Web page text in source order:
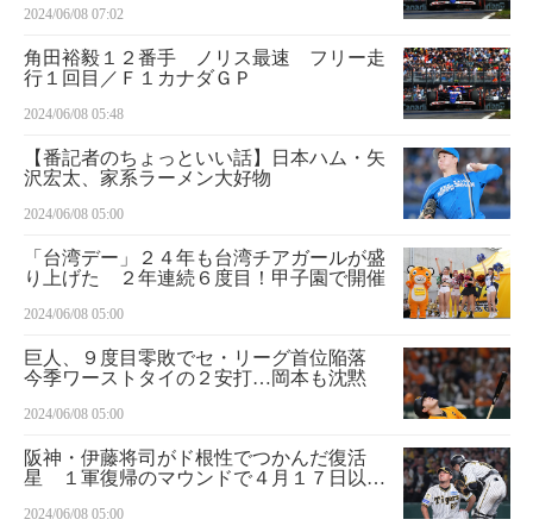
2024/06/08 07:02
角田裕毅１２番手 ノリス最速 フリー走
行１回目／Ｆ１カナダＧＰ
2024/06/08 05:48
【番記者のちょっといい話】日本ハム・矢
沢宏太、家系ラーメン大好物
2024/06/08 05:00
「台湾デー」２４年も台湾チアガールが盛
り上げた ２年連続６度目！甲子園で開催
2024/06/08 05:00
巨人、９度目零敗でセ・リーグ首位陥落
今季ワーストタイの２安打…岡本も沈黙
2024/06/08 05:00
阪神・伊藤将司がド根性でつかんだ復活
星 １軍復帰のマウンドで４月１７日以来
2024/06/08 05:00